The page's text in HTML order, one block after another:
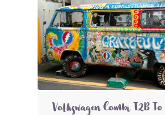
Volkswagen Combi T2B To